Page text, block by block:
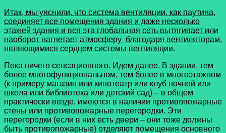
Итак, мы уяснили, что система вентиляции, как паутина,
соединяет все помещения здания и даже несколько
этажей здания и вся эта глобальная сеть вытягивает или
наоборот нагнетает атмосферу благодаря вентиляторам,
являющимися сердцем системы вентиляции.
Пока ничего сенсационного. Идем далее. В здании, тем
более многофункциональном, тем более в многоэтажном
(к примеру магазин или кинотеатр или клуб ночной или
школа или библиотека или детский сад) – в общем
практически везде, имеются в наличии противопожарные
стены или противопожарные перегородки. Эти
перегородки (если в них есть двери – они тоже должны
быть противопожарные) отделяют помещения основного